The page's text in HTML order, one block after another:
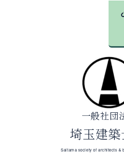
一般社団
埼玉建
Saitama society of architects &